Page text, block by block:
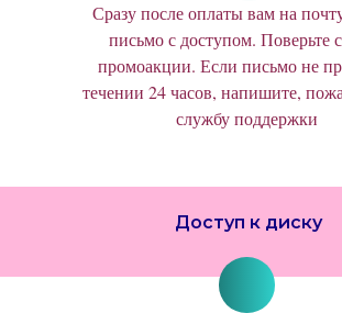
Сразу после оплаты вам на
письмо с доступом. Поверьте
промоакции. Если письмо не
течении 24 часов, напишите,
службу поддержки
Доступ к диску